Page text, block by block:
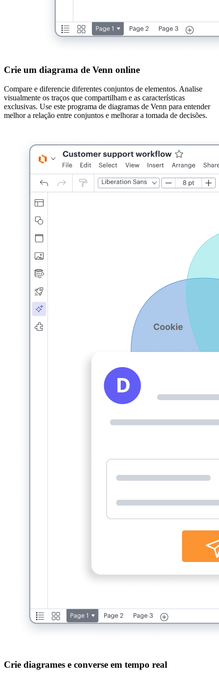
Crie um diagrama de Venn online
Compare e diferencie diferentes conjuntos de elementos. Analise
visualmente os traços que compartilham e as características
exclusivas. Use este programa de diagramas de Venn para entender
melhor a relação entre conjuntos e melhorar a tomada de decisões.
Crie diagrames e converse em tempo real